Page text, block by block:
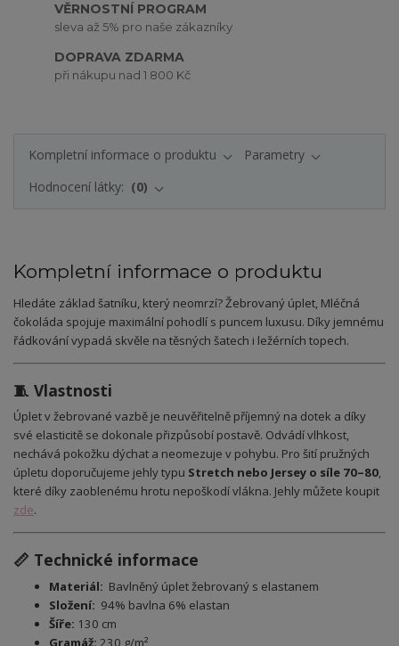
VĚRNOSTNÍ PROGRAM
sleva až 5% pro naše zákazníky
DOPRAVA ZDARMA
při nákupu nad 1 800 Kč
Kompletní informace o produktu
Parametry
Hodnocení látky:
0
Kompletní informace o produktu
Hledáte základ šatníku, který neomrzí? Žebrovaný úplet, Mléčná
čokoláda spojuje maximální pohodlí s puncem luxusu. Díky jemnému
řádkování vypadá skvěle na těsných šatech i ležérních topech.
🧵 Vlastnosti
Úplet v žebrované vazbě je neuvěřitelně příjemný na dotek a díky
své elasticitě se dokonale přizpůsobí postavě. Odvádí vlhkost,
nechává pokožku dýchat a neomezuje v pohybu. Pro šití pružných
úpletu doporučujeme jehly typu Stretch nebo Jersey o síle 70–80,
které díky zaoblenému hrotu nepoškodí vlákna. Jehly můžete koupit
zde.
📏 Technické informace
Materiál: Bavlněný úplet žebrovaný s elastanem
Složení: 94% bavlna 6% elastan
Šíře: 130 cm
Gramáž: 230 g/m²